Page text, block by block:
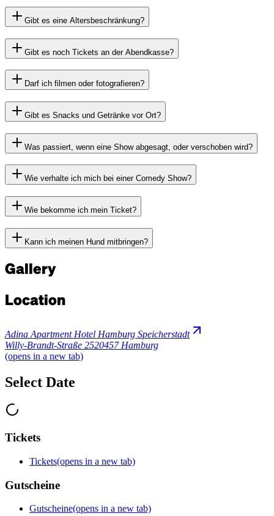
Gibt es eine Altersbeschränkung?
Gibt es noch Tickets an der Abendkasse?
Darf ich filmen oder fotografieren?
Gibt es Snacks und Getränke vor Ort?
Was passiert, wenn eine Show abgesagt, oder verschoben wird?
Wie verhalte ich mich bei einer Comedy Show?
Wie bekomme ich mein Ticket?
Kann ich meinen Hund mitbringen?
Gallery
Location
Adina Apartment Hotel Hamburg Speicherstadt
Willy-Brandt-Straße 2520457 Hamburg
(opens in a new tab)
Select Date
Tickets
Tickets(opens in a new tab)
Gutscheine
Gutscheine(opens in a new tab)